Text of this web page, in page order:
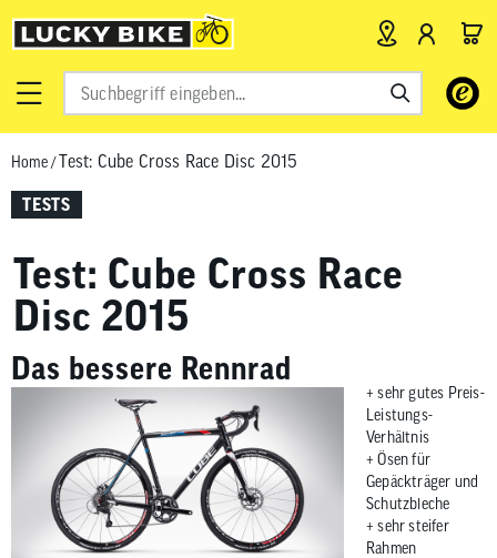
Verwende
Pfeile
Drücke
die
um
zum
Home/Test: Cube Cross Race Disc 2015
TESTS
Test: Cube Cross Race
Disc 2015
Das bessere Rennrad
+ sehr gutes Preis-
Leistungs-
Verhältnis
+ Ösen für
Gepäckträger und
Schutzbleche
+ sehr steifer
Rahmen